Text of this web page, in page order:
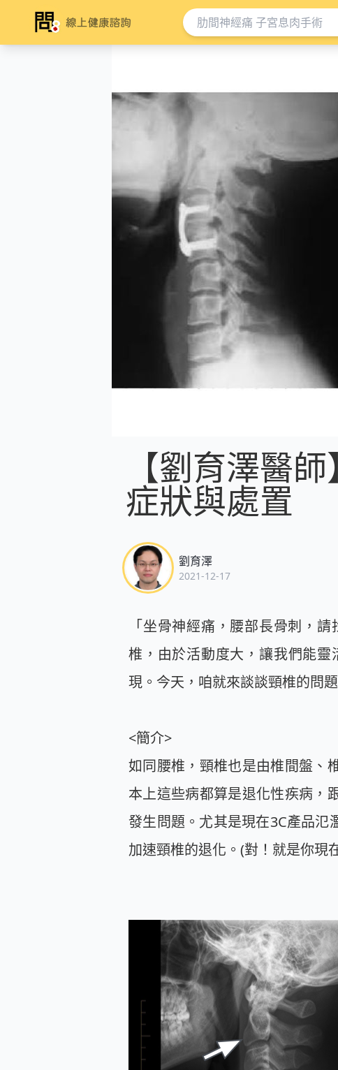
【劉育澤醫
症狀與處置
劉育澤
2021-12-17
「坐骨神經痛，腰部長骨刺，
椎，由於活動度大，讓我們能
現。今天，咱就來談談頸椎的問題
<簡介>
如同腰椎，頸椎也是由椎間盤、
本上這些病都算是退化性疾病，
發生問題。尤其是現在3C產品氾
加速頸椎的退化。(對！就是你現